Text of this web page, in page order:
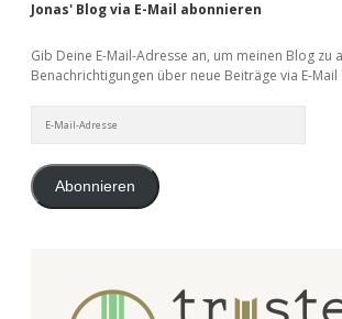
Jonas' Blog via E-Mail abonnieren
Gib Deine E-Mail-Adresse an, um meinen Blog zu
Benachrichtigungen über neue Beiträge via E-Mail
Mail-
Abonnieren